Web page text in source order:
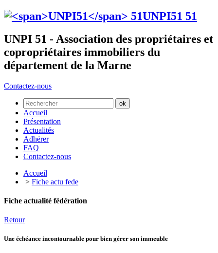
UNPI51 51
UNPI 51 - Association des propriétaires et
copropriétaires immobiliers du
département de la Marne
Contactez-nous
Accueil
Présentation
Actualités
Adhérer
FAQ
Contactez-nous
Accueil
> Fiche actu fede
Fiche actualité fédération
Retour
Une échéance incontournable pour bien gérer son immeuble